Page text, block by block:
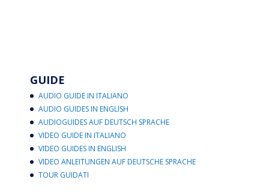
GUIDE
AUDIO GUIDE IN ITALIANO
AUDIO GUIDES IN ENGLISH
AUDIOGUIDES AUF DEUTSCH SPRACHE
VIDEO GUIDE IN ITALIANO
VIDEO GUIDES IN ENGLISH
VIDEO ANLEITUNGEN AUF DEUTSCHE SPRACHE
TOUR GUIDATI